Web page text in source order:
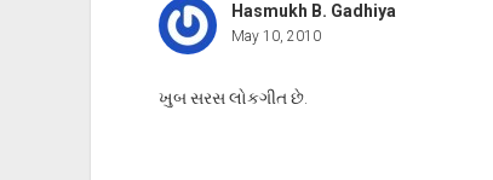
Hasmukh B. Gadhiya
May 10, 2010
ખુબ સરસ લોકગીત છે.